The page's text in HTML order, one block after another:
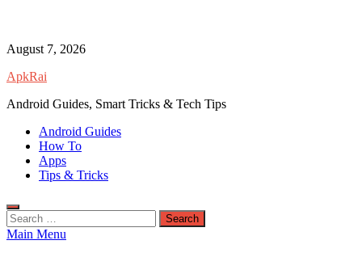
Skip
content
August 7, 2026
ApkRai
Android Guides, Smart Tricks & Tech Tips
Android Guides
How To
Apps
Tips & Tricks
Search
for:
Main Menu